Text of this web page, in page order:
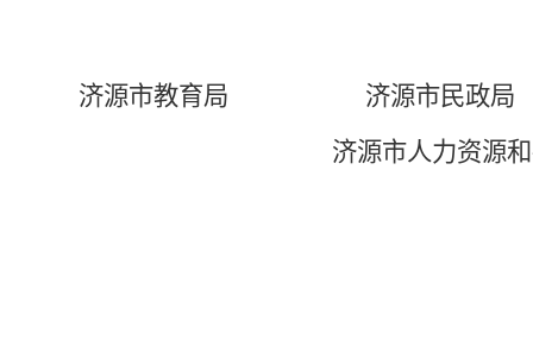
济源市教育局
济源市民政局
济源市人力资源